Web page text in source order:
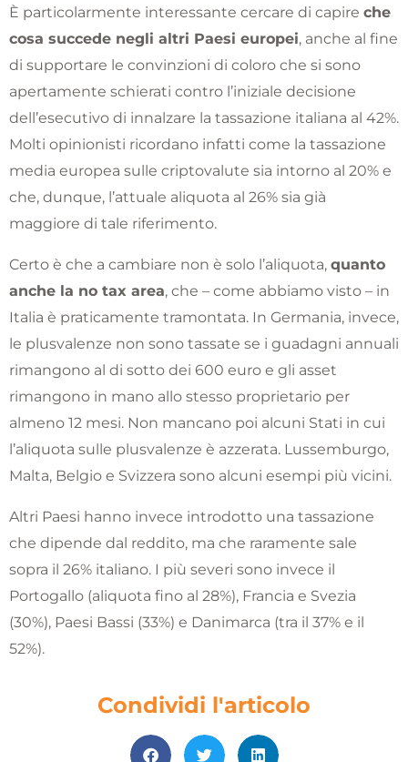
È particolarmente interessante cercare di capire che
cosa succede negli altri Paesi europei, anche al fine
di supportare le convinzioni di coloro che si sono
apertamente schierati contro l’iniziale decisione
dell’esecutivo di innalzare la tassazione italiana al 42%.
Molti opinionisti ricordano infatti come la tassazione
media europea sulle criptovalute sia intorno al 20% e
che, dunque, l’attuale aliquota al 26% sia già
maggiore di tale riferimento.
Certo è che a cambiare non è solo l’aliquota, quanto
anche la no tax area, che – come abbiamo visto – in
Italia è praticamente tramontata. In Germania, invece,
le plusvalenze non sono tassate se i guadagni annuali
rimangono al di sotto dei 600 euro e gli asset
rimangono in mano allo stesso proprietario per
almeno 12 mesi. Non mancano poi alcuni Stati in cui
l’aliquota sulle plusvalenze è azzerata. Lussemburgo,
Malta, Belgio e Svizzera sono alcuni esempi più vicini.
Altri Paesi hanno invece introdotto una tassazione
che dipende dal reddito, ma che raramente sale
sopra il 26% italiano. I più severi sono invece il
Portogallo (aliquota fino al 28%), Francia e Svezia
(30%), Paesi Bassi (33%) e Danimarca (tra il 37% e il
52%).
Condividi l'articolo